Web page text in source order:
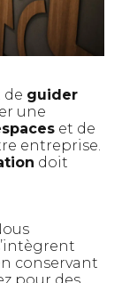
de guider
une
et de
entreprise.
doit
conservant